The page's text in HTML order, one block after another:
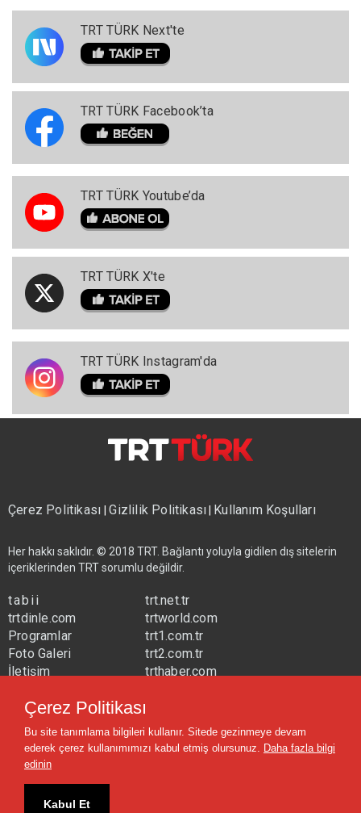
TRT TÜRK Next'te
TRT TÜRK Facebook’ta
TRT TÜRK Youtube’da
TRT TÜRK X'te
TRT TÜRK Instagram'da
Çerez Politikası|Gizlilik Politikası| Kullanım Koşulları
Her hakkı saklıdır. © 2018 TRT. Bağlantı yoluyla gidilen dış sitelerin
içeriklerinden TRT sorumlu değildir.
tabii
trtdinle.com
Programlar
Foto Galeri
İletişim
trt.net.tr
trtworld.com
trt1.com.tr
trt2.com.tr
trthaber.com
trtavaz.com.tr
trtmuzik.net.tr
trtcocuk.net.tr
Çerez Politikası
Bu site tanımlama bilgileri kullanır. Sitede gezinmeye devam
ederek çerez kullanımımızı kabul etmiş olursunuz. Daha fazla bilgi
edinin
Kabul Et